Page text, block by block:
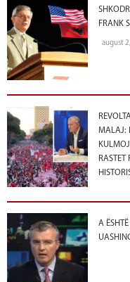
FRANK
august
MALAJ:
RASTET
A